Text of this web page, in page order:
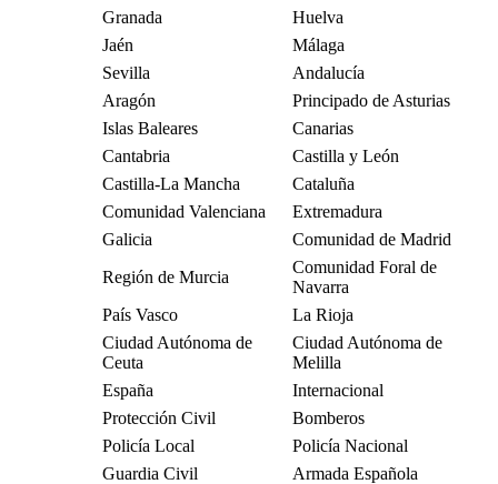
Granada
Huelva
Jaén
Málaga
Sevilla
Andalucía
Aragón
Principado de Asturias
Islas Baleares
Canarias
Cantabria
Castilla y León
Castilla-La Mancha
Cataluña
Comunidad Valenciana
Extremadura
Galicia
Comunidad de Madrid
Región de Murcia
Comunidad Foral de
Navarra
País Vasco
La Rioja
Ciudad Autónoma de
Ceuta
Ciudad Autónoma de
Melilla
España
Internacional
Protección Civil
Bomberos
Policía Local
Policía Nacional
Guardia Civil
Armada Española